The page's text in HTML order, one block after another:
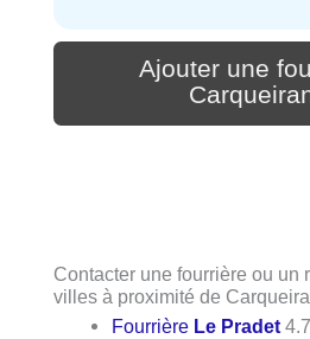
Ajouter une
Contacter une fourrière ou un
villes à proximité de
Fourrière Le Pradet